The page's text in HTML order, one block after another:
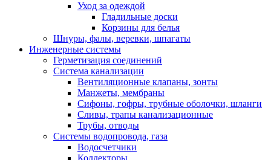
Уход за одеждой
Гладильные доски
Корзины для белья
Шнуры, фалы, веревки, шпагаты
Инженерные системы
Герметизация соединений
Система канализации
Вентиляционные клапаны, зонты
Манжеты, мембраны
Сифоны, гофры, трубные оболочки, шланги
Сливы, трапы канализационные
Трубы, отводы
Системы водопровода, газа
Водосчетчики
Коллекторы